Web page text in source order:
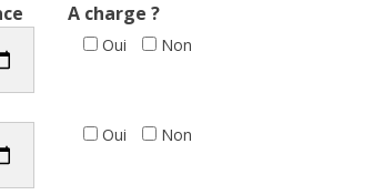
A charge ?
Oui Non
Oui Non